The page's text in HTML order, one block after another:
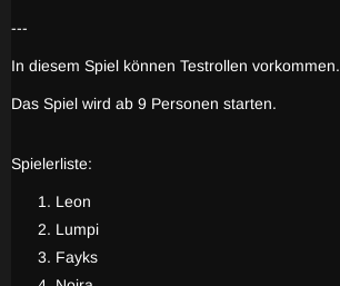
---
In diesem Spiel können Testrollen vorkommen.
Das Spiel wird ab 9 Personen starten.
Spielerliste:
Leon
Lumpi
Fayks